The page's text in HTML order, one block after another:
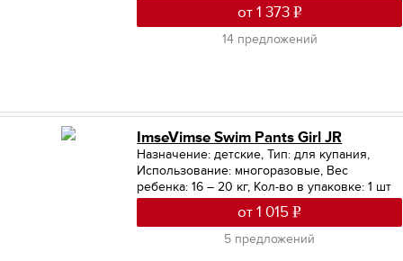
от 1 373
14 предложений
ImseVimse Swim Pants Girl JR
Назначение: детские,Тип: для купания,
Использование: многоразовые, Вес
ребенка: 16 – 20 кг, Кол-во в упаковке: 1 шт
от 1 015
5 предложений